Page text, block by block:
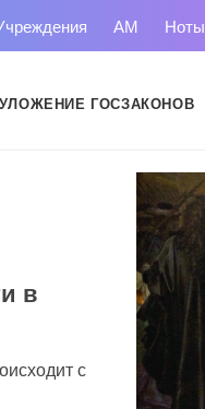
АМ Ноты
УЛОЖЕНИЕ ГОСЗАКОНОВ
в
с